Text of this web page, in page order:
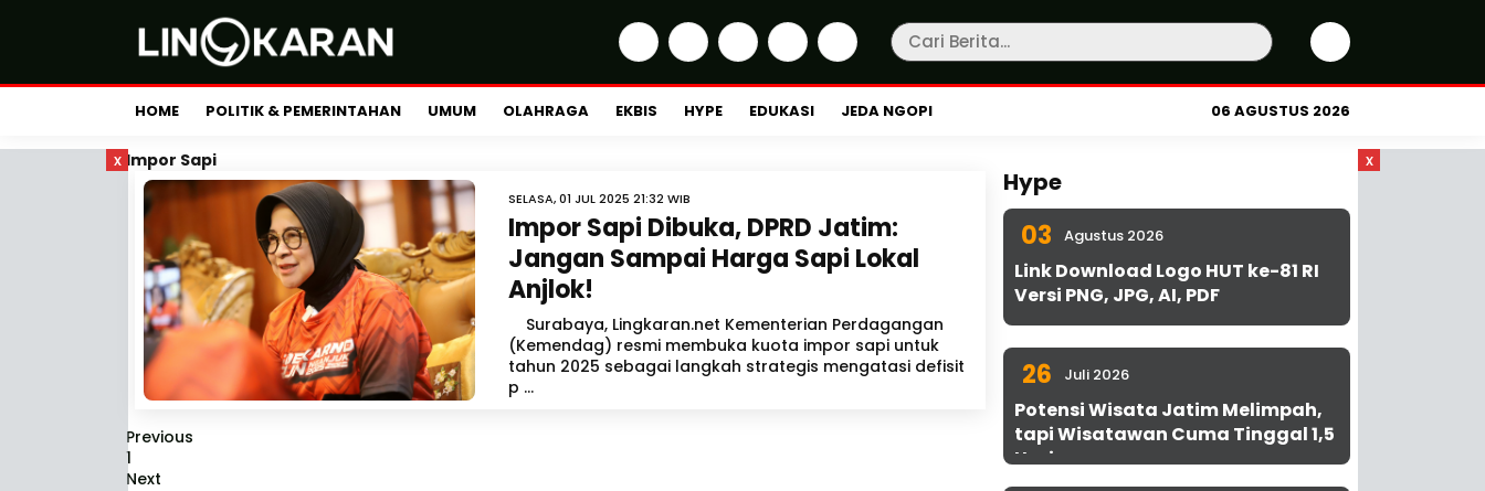
HOME POLITIK & PEMERINTAHAN UMUM OLAHRAGA EKBIS HYPE EDUKASI JEDA NGOPI 06 AGUSTUS 2026
x x
Impor Sapi
SELASA, 01 JUL 2025 21:32 WIB
Impor Sapi Dibuka, DPRD Jatim:
Jangan Sampai Harga Sapi Lokal
Anjlok!
Surabaya, Lingkaran.net Kementerian Perdagangan
(Kemendag) resmi membuka kuota impor sapi untuk
tahun 2025 sebagai langkah strategis mengatasi defisit
p ...
Previous
1
Next
Hype
03 Agustus 2026
Link Download Logo HUT ke-81 RI
Versi PNG, JPG, AI, PDF
26 Juli 2026
Potensi Wisata Jatim Melimpah,
tapi Wisatawan Cuma Tinggal 1,5
Hari